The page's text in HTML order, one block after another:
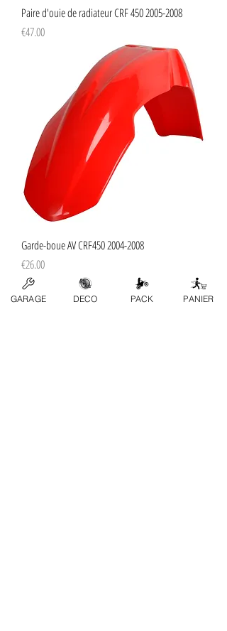
Paire d'ouie de radiateur CRF 450 2005-2008
Price
€47.00
Garde-boue AV CRF450 2004-2008
Price
€26.00
GARAGE DECO PACK PANIER